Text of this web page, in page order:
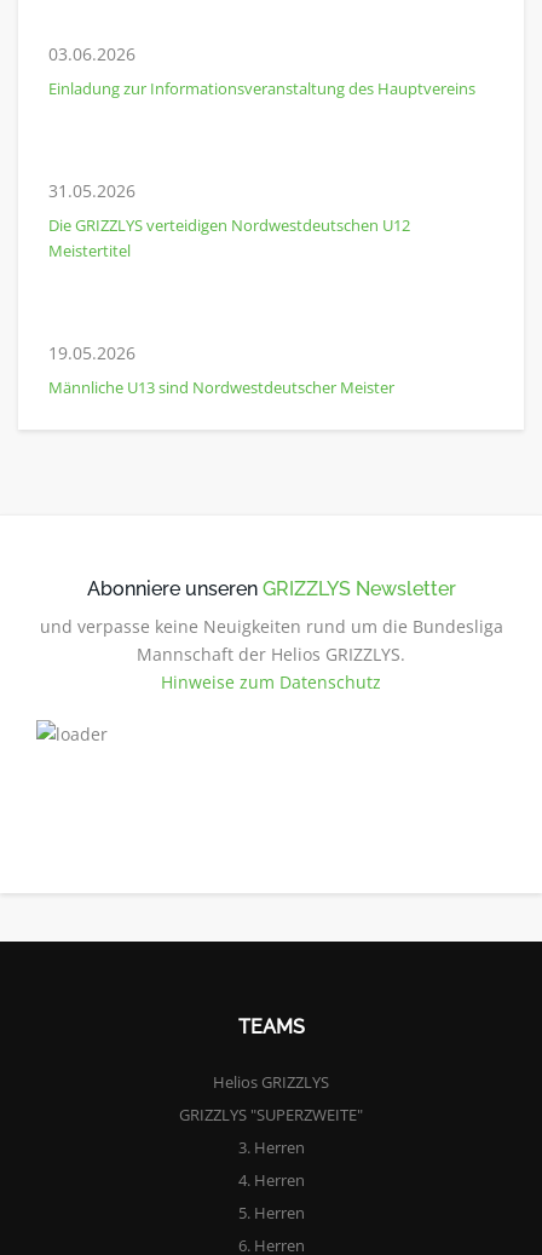
03.06.2026
Einladung zur Informationsveranstaltung des Hauptvereins
31.05.2026
Die GRIZZLYS verteidigen Nordwestdeutschen U12
Meistertitel
19.05.2026
Männliche U13 sind Nordwestdeutscher Meister
Abonniere unseren GRIZZLYS Newsletter
und verpasse keine Neuigkeiten rund um die Bundesliga
Mannschaft der Helios GRIZZLYS.
Hinweise zum Datenschutz
TEAMS
Helios GRIZZLYS
GRIZZLYS "SUPERZWEITE"
3. Herren
4. Herren
5. Herren
6. Herren